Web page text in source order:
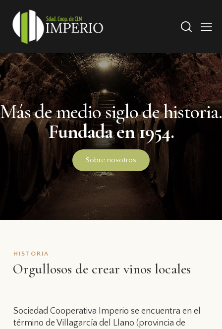
Más de medio siglo de historia.
Fundada en 1954.
Sobre nosotros
HISTORIA
Orgullosos de crear vinos locales
Sociedad Cooperativa Imperio se encuentra en el
término de Villagarcía del Llano (provincia de
Más de medio siglo de historia.
Fundada en 1954.
Sobre nosotros